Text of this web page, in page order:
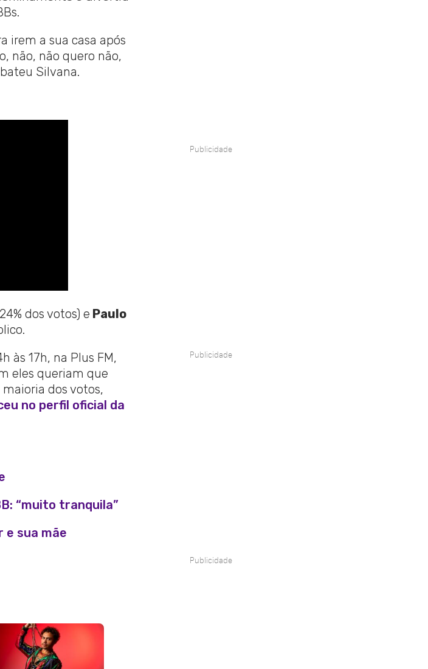
irem a sua casa após
não, não quero não,
Silvana.
dos votos) e Paulo
às 17h, na Plus FM,
eles queriam que
dos votos,
no perfil oficial da
“muito tranquila”
e sua mãe
Publicidade
Publicidade
Publicidade